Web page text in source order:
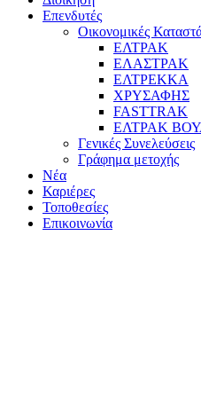
Επενδυτές
Οικονομικές
ΕΛΤΡΑΚ
ΕΛΑΣΤΡΑΚ
ΕΛΤΡΕΚΚΑ
ΧΡΥΣΑΦΗΣ
FASTTRAK
ΕΛΤΡΑΚ
Γενικές Συνελεύσεις
Γράφημα μετοχής
Νέα
Καριέρες
Τοποθεσίες
Επικοινωνία